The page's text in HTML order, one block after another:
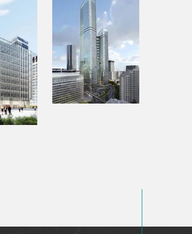
THE LINK – LA
DEFENSE(92)
ÉTUDES D’EXÉCUTION